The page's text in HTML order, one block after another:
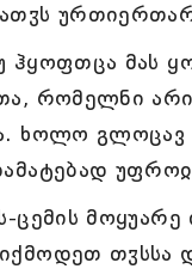
ჰყოფთცა მას
რომელნი
ხოლო გლოცავ
ცემის მოყუარე
თჳსსა